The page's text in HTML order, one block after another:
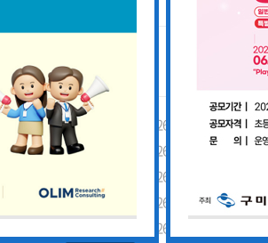
2026-08-03
2026-07-27
2026-07-10
2026-07-08
2026-07-01